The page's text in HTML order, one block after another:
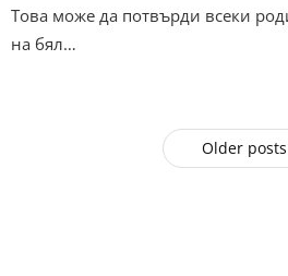
Това може да потвърди всеки
на бял…
Older posts